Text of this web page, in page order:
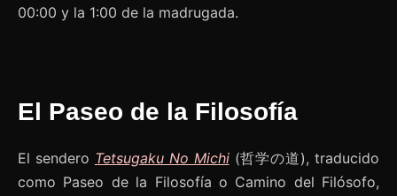
00:00 y la 1:00 de la madrugada.
El Paseo de la Filosofía
El sendero Tetsugaku No Michi(哲学の道), traducido
como Paseo de la Filosofía o Camino del Filósofo,